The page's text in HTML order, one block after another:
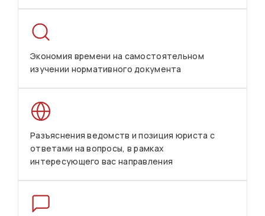
Экономия времени на самостоятельном
изучении нормативного документа
Разъяснения ведомств и позиция юриста с
ответами на вопросы, в рамках
интересующего вас направления